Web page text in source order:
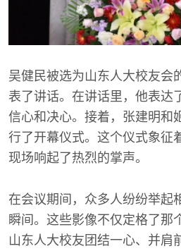
吴健民被选为山东人大校友会
表了讲话。在讲话里，他表达
信心和决心。接着，张建明和
行了开幕仪式。这个仪式象征
现场响起了热烈的掌声。
在会议期间，众多人纷纷举起
瞬间。这些影像不仅定格了那
山东人大校友团结一心、并肩